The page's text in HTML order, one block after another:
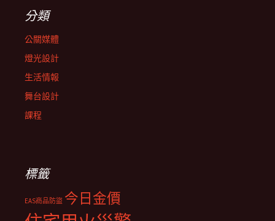
分類
公關媒體
燈光設計
生活情報
舞台設計
課程
標籤
EAS商品防盜 今日金價